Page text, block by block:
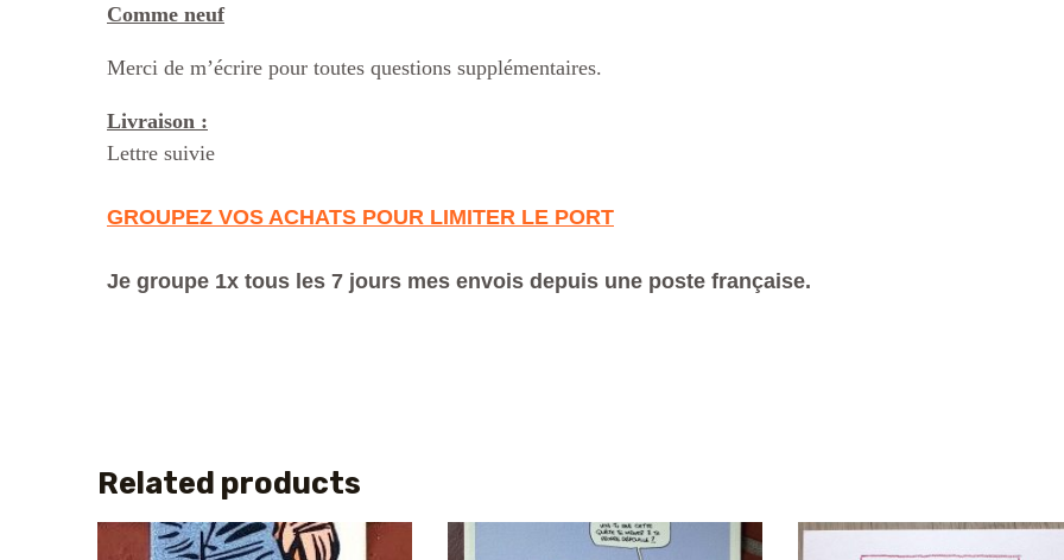
Comme neuf
Merci de m’écrire pour toutes questions supplémentaires.
Livraison :
Lettre suivie
GROUPEZ VOS ACHATS POUR LIMITER LE PORT
Je groupe 1x tous les 7 jours mes envois depuis une poste française.
Related products